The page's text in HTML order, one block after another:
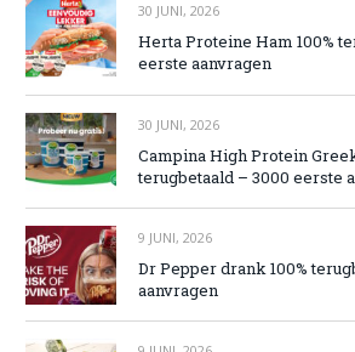
30 JUNI, 2026
Herta Proteine Ham 100%
eerste aanvragen
30 JUNI, 2026
Campina High Protein
terugbetaald – 3000 eerste
9 JUNI, 2026
Dr Pepper drank 100%
aanvragen